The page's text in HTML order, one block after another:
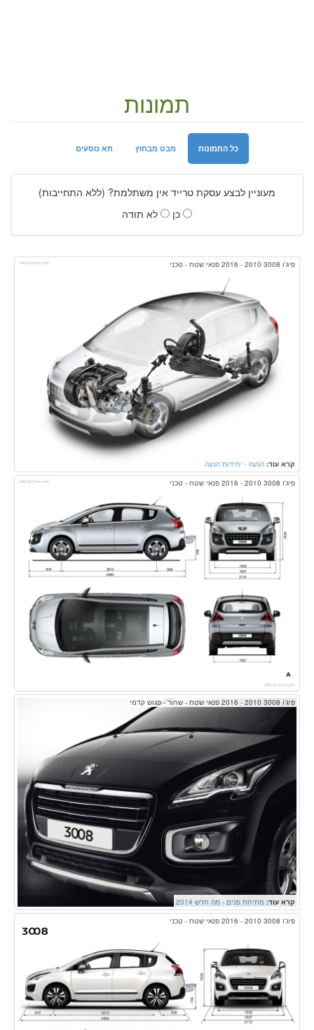
תמונות
תא נוסעים מבט מבחוץ כל התמונות
מעוניין לבצע עסקת טרייד אין משתלמת? (ללא התחייבות)
כן
לא תודה
פיג'ו 3008 2010 - 2016 פנאי שטח - טכני
קרא עוד: הנעה - יחידות הנעה
פיג'ו 3008 2010 - 2016 פנאי שטח - טכני
פיג'ו 3008 2010 - 2016 פנאי שטח - שחור - פגוש קדמי
קרא עוד: מתיחת פנים - מה חדש 2014
פיג'ו 3008 2010 - 2016 פנאי שטח - טכני